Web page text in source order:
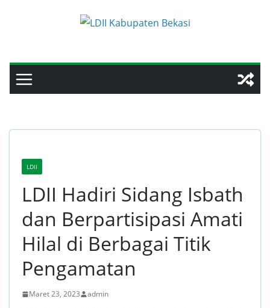
LDII
LDII Hadiri Sidang Isbath
dan Berpartisipasi Amati
Hilal di Berbagai Titik
Pengamatan
Maret 23, 2023 admin